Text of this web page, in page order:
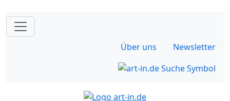
Über uns Newsletter